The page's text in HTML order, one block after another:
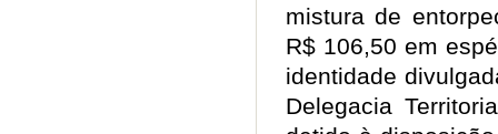
mistura de
R$ 106,50 em
identidade
Delegacia